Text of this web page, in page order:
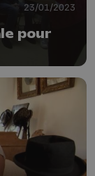
23/01/2023
pour